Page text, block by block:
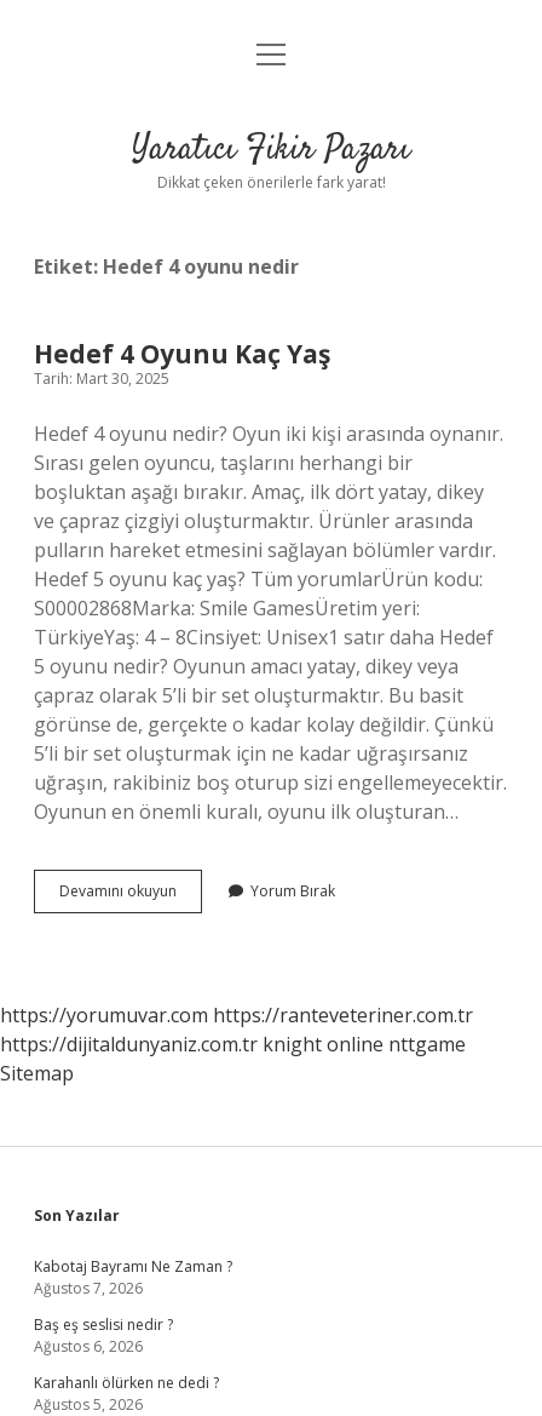
Anasayfa
Yasal Uyarı
menüyü
Yaratıcı Fikir Pazarı
Dikkat çeken önerilerle fark yarat!
Etiket: Hedef 4 oyunu nedir
Hedef 4 Oyunu Kaç Yaş
Tarih: Mart 30, 2025
Hedef 4 oyunu nedir? Oyun iki kişi arasında oynanır.
Sırası gelen oyuncu, taşlarını herhangi bir
boşluktan aşağı bırakır. Amaç, ilk dört yatay, dikey
ve çapraz çizgiyi oluşturmaktır. Ürünler arasında
pulların hareket etmesini sağlayan bölümler vardır.
Hedef 5 oyunu kaç yaş? Tüm yorumlarÜrün kodu:
S00002868Marka: Smile GamesÜretim yeri:
TürkiyeYaş: 4 – 8Cinsiyet: Unisex1 satır daha Hedef
5 oyunu nedir? Oyunun amacı yatay, dikey veya
çapraz olarak 5’li bir set oluşturmaktır. Bu basit
görünse de, gerçekte o kadar kolay değildir. Çünkü
5’li bir set oluşturmak için ne kadar uğraşırsanız
uğraşın, rakibiniz boş oturup sizi engellemeyecektir.
Oyunun en önemli kuralı, oyunu ilk oluşturan…
Devamını okuyun
4
Yorum Bırak
https://yorumuvar.com https://ranteveteriner.com.tr
https://dijitaldunyaniz.com.tr knight online nttgame
Sitemap
Sidebar
Son Yazılar
Kabotaj Bayramı Ne Zaman ?
Ağustos 7, 2026
Baş eş seslisi nedir ?
Ağustos 6, 2026
Karahanlı ölürken ne dedi ?
Ağustos 5, 2026